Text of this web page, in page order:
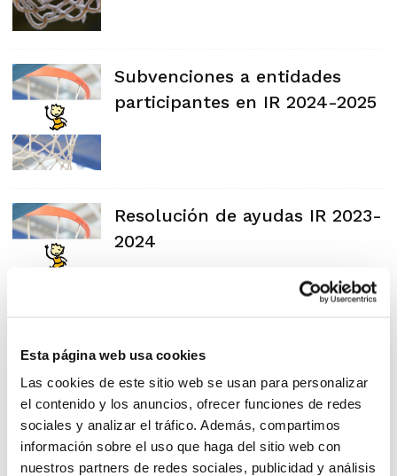
Esta página web usa cookies
Las cookies de este sitio web se usan para personalizar
el contenido y los anuncios, ofrecer funciones de redes
sociales y analizar el tráfico. Además, compartimos
información sobre el uso que haga del sitio web con
nuestros partners de redes sociales, publicidad y análisis
Subvenciones a entidades
participantes en IR 2024-2025
Resolución de ayudas IR 2023-
2024
Subvenciones Diputación de
Castellón